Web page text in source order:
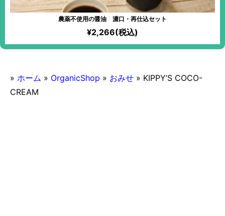
農薬不使用の醤油 濃口・再仕込セット
¥2,266(税込)
» ホーム » OrganicShop » おみせ » KIPPY’S COCO-
CREAM